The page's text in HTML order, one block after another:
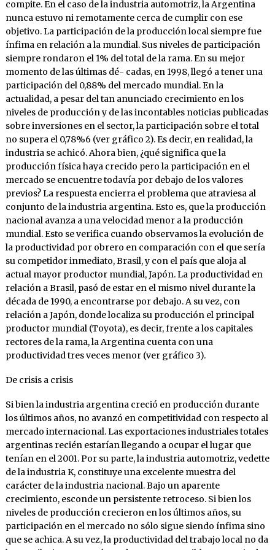
compite. En el caso de la industria automotriz, la Argentina
nunca estuvo ni remotamente cerca de cumplir con ese
objetivo. La participación de la producción local siempre fue
ínfima en relación a la mundial. Sus niveles de participación
siempre rondaron el 1% del total de la rama. En su mejor
momento de las últimas dé- cadas, en 1998, llegó a tener una
participación del 0,88% del mercado mundial. En la
actualidad, a pesar del tan anunciado crecimiento en los
niveles de producción y de las incontables noticias publicadas
sobre inversiones en el sector, la participación sobre el total
no supera el 0,78%6 (ver gráfico 2). Es decir, en realidad, la
industria se achicó. Ahora bien, ¿qué significa que la
producción física haya crecido pero la participación en el
mercado se encuentre todavía por debajo de los valores
previos? La respuesta encierra el problema que atraviesa al
conjunto de la industria argentina. Esto es, que la producción
nacional avanza a una velocidad menor a la producción
mundial. Esto se verifica cuando observamos la evolución de
la productividad por obrero en comparación con el que sería
su competidor inmediato, Brasil, y con el país que aloja al
actual mayor productor mundial, Japón. La productividad en
relación a Brasil, pasó de estar en el mismo nivel durante la
década de 1990, a encontrarse por debajo. A su vez, con
relación a Japón, donde localiza su producción el principal
productor mundial (Toyota), es decir, frente a los capitales
rectores de la rama, la Argentina cuenta con una
productividad tres veces menor (ver gráfico 3).
De crisis a crisis
Si bien la industria argentina creció en producción durante
los últimos años, no avanzó en competitividad con respecto al
mercado internacional. Las exportaciones industriales totales
argentinas recién estarían llegando a ocupar el lugar que
tenían en el 2001. Por su parte, la industria automotriz, vedette
de la industria K, constituye una excelente muestra del
carácter de la industria nacional. Bajo un aparente
crecimiento, esconde un persistente retroceso. Si bien los
niveles de producción crecieron en los últimos años, su
participación en el mercado no sólo sigue siendo ínfima sino
que se achica. A su vez, la productividad del trabajo local no da